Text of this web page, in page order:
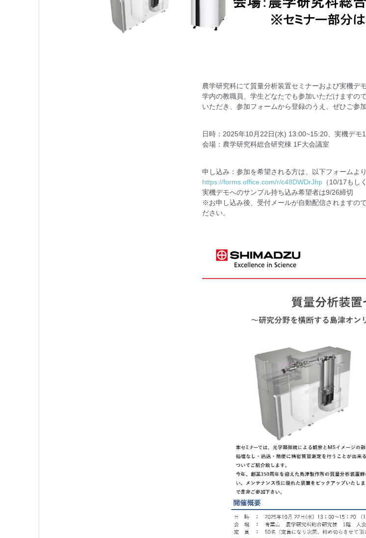
農学研究科にて質量分析装置セミナーおよび実機デ
学内の教職員、学生どなたでも参加いただけますの
いただき、参加フォームから登録のうえ、ぜひご参加
日時：2025年10月22日(水) 13:00~15:20、実機デモ
会場：農学研究科総合研究棟 1F大会議室
申し込み：参加を希望される方は、以下フォームよ
https://forms.office.com/r/c48DWDrJhp （10/17もし
実機デモへのサンプル持ち込み希望者は9/26締切
※お申し込み後、受付メールが自動配信されますの
ださい。